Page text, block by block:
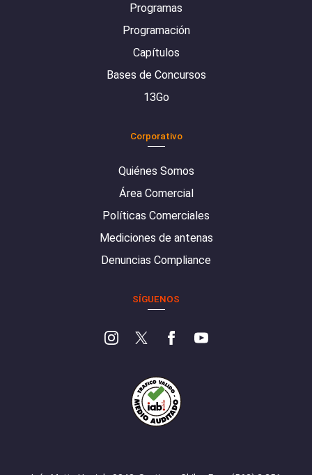
Programas
Programación
Capítulos
Bases de Concursos
13Go
Corporativo
Quiénes Somos
Área Comercial
Políticas Comerciales
Mediciones de antenas
Denuncias Compliance
SÍGUENOS